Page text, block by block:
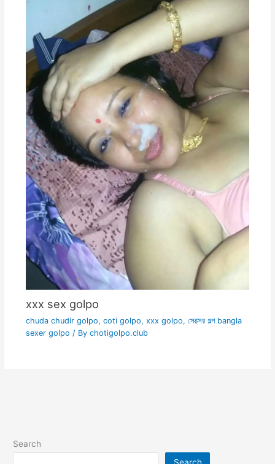
xxx sex golpo
chuda chudir golpo, coti golpo, xxx golpo, সেক্সের গল্প bangla
sexer golpo / By chotigolpo.club
Search
Search